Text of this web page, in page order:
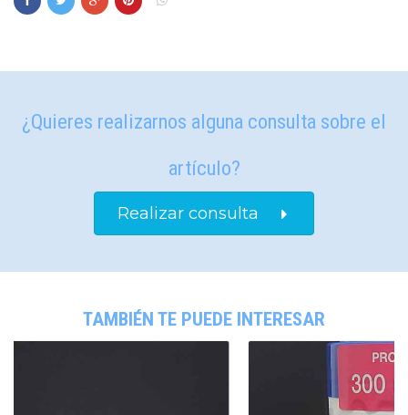
¿Quieres realizarnos alguna consulta sobre el
artículo?
Realizar consulta
TAMBIÉN TE PUEDE INTERESAR